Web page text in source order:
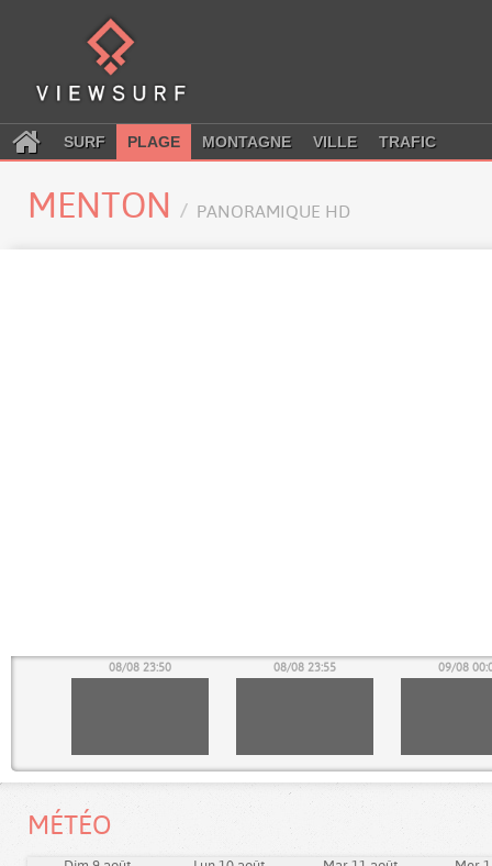
SURF PLAGE MONTAGNE VILLE TRAFIC
MENTON PANORAMIQUE HD
08/08 23:50 08/08 23:55 09/08
MÉTÉO